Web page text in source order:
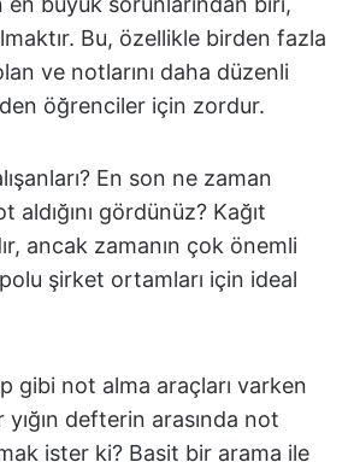
Bu, özellikle birden fazla
ve notlarını daha düzenli
öğrenciler için zordur.
En son ne zaman
aldığını gördünüz? Kağıt
ancak zamanın çok önemli
şirket ortamları için ideal
gibi not alma araçları varken
yığın defterin arasında not
ister ki? Basit bir arama ile